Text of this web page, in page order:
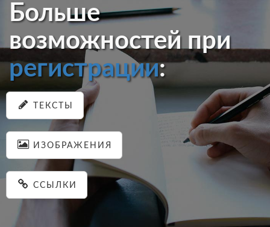
Больше
возможностей при
регистрации:
ТЕКСТЫ
ИЗОБРАЖЕНИЯ
ССЫЛКИ